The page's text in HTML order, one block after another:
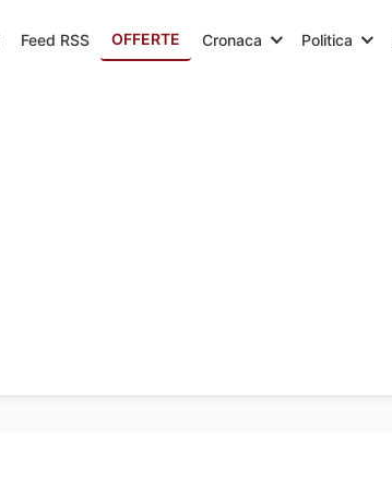
Feed RSS OFFERTE Cronaca Politica